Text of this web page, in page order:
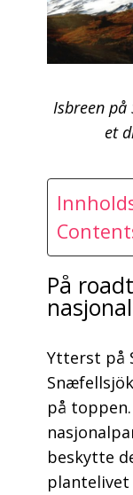
Isbreen
et
På
Ytterst på
på
beskytte